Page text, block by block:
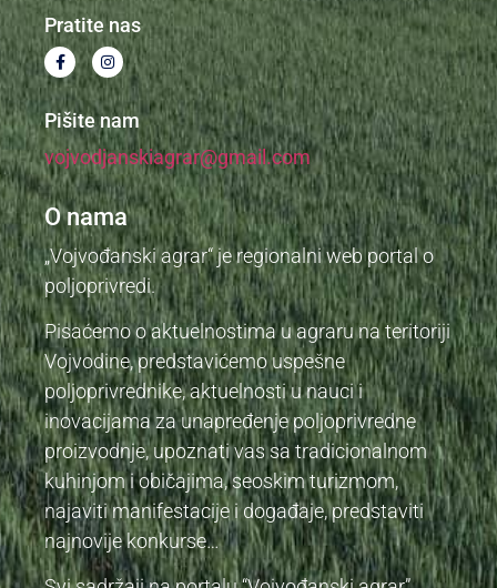
Pratite nas
Pišite nam
vojvodjanskiagrar@gmail.com
O nama
„Vojvođanski agrar“ je regionalni web portal o
poljoprivredi.
Pisaćemo o aktuelnostima u agraru na teritoriji
Vojvodine, predstavićemo uspešne
poljoprivrednike, aktuelnosti u nauci i
inovacijama za unapređenje poljoprivredne
proizvodnje, upoznati vas sa tradicionalnom
kuhinjom i običajima, seoskim turizmom,
najaviti manifestacije i događaje, predstaviti
najnovije konkurse…